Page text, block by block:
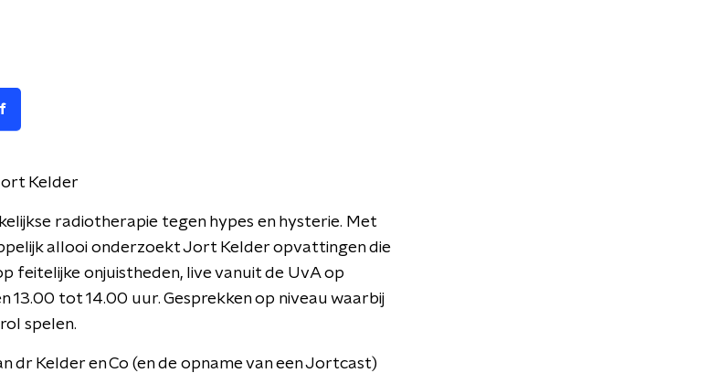
Kelder
radiotherapie tegen hypes en hysterie. Met
allooi onderzoekt Jort Kelder opvattingen die
feitelijke onjuistheden, live vanuit de UvA op
13.00 tot 14.00 uur. Gesprekken op niveau waarbij
spelen.
dr Kelder en Co (en de opname van een Jortcast)